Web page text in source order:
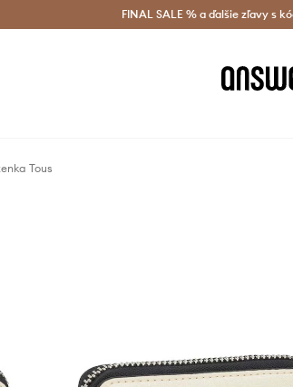
Bezplatná doprava od 60 € >FINAL SALE % a ďalšie zľavy s
Tous